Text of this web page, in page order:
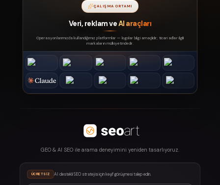
ÇALIŞMA ORTAMI
Veri, reklam veAI araçları
Operasyonlarımızda kullandığımız platformlar — logolar bilgi amaçlıdır; ticari adlar ilgili
markaların mülkiyetindedir.
GEO & AI SEO ile arama deneyimini yeniden tasarlıyoruz.
ÜCRETSIZ AI destekli SEO stratejisi için keşif görüşmesi talep edin.